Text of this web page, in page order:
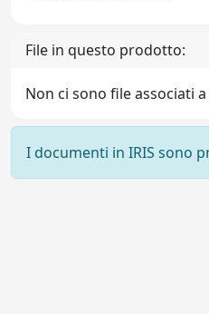
File in questo prodotto:
Non ci sono file associati
I documenti in IRIS sono